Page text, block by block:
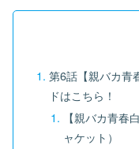
第6話【親バカ青
ドはこちら！
【親バカ青春
ャケット）